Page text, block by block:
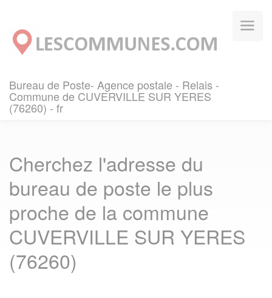
Bureau de Poste- Agence postale - Relais -
Commune de CUVERVILLE SUR YERES
(76260) - fr
Cherchez l'adresse du
bureau de poste le plus
proche de la commune
CUVERVILLE SUR YERES
(76260)